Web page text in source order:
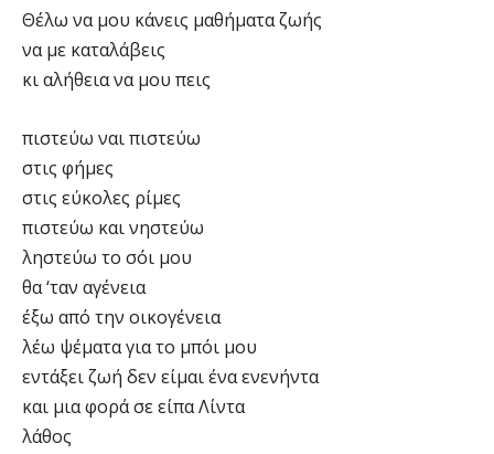
Θέλω να μου κάνεις μαθήματα ζωής
να με καταλάβεις
κι αλήθεια να μου πεις
πιστεύω ναι πιστεύω
στις φήμες
στις εύκολες ρίμες
πιστεύω και νηστεύω
ληστεύω το σόι μου
θα ‘ταν αγένεια
έξω από την οικογένεια
λέω ψέματα για το μπόι μου
εντάξει ζωή δεν είμαι ένα ενενήντα
και μια φορά σε είπα Λίντα
λάθος